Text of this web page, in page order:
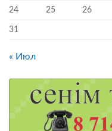
24 25 26
31
« Июл